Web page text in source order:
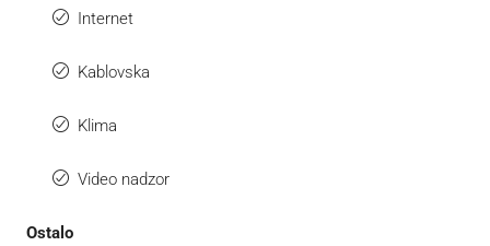
Internet
Kablovska
Klima
Video nadzor
Ostalo